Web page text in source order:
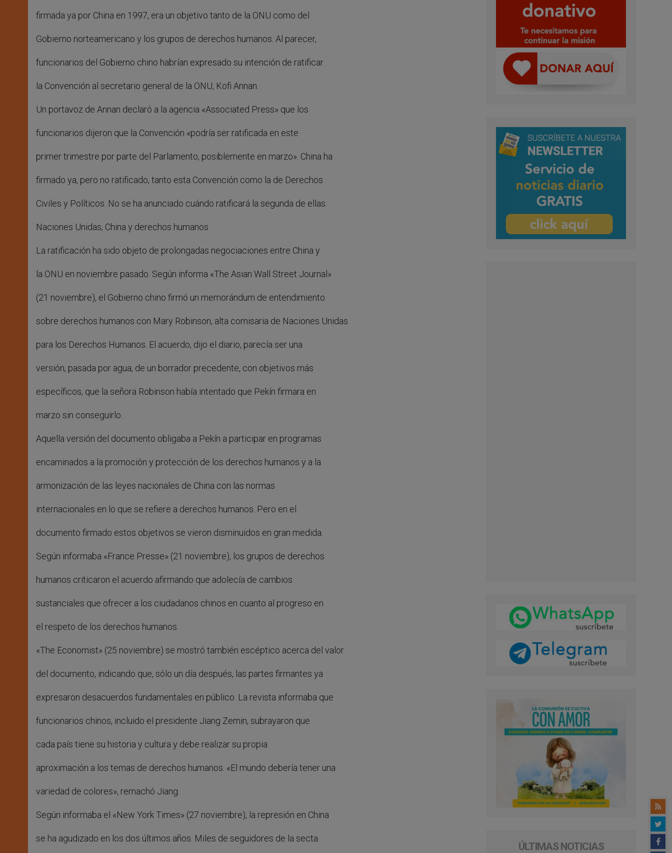
firmada ya por China en 1997, era un objetivo tanto de la ONU como del
Gobierno norteamericano y los grupos de derechos humanos. Al parecer,
funcionarios del Gobierno chino habrían expresado su intención de ratificar
la Convención al secretario general de la ONU, Kofi Annan.
Un portavoz de Annan declaró a la agencia «Associated Press» que los
funcionarios dijeron que la Convención «podría ser ratificada en este
primer trimestre por parte del Parlamento, posiblemente en marzo». China ha
firmado ya, pero no ratificado, tanto esta Convención como la de Derechos
Civiles y Políticos. No se ha anunciado cuándo ratificará la segunda de ellas.
Naciones Unidas, China y derechos humanos
La ratificación ha sido objeto de prolongadas negociaciones entre China y
la ONU en noviembre pasado. Según informa «The Asian Wall Street Journal»
(21 noviembre), el Gobierno chino firmó un memorándum de entendimiento
sobre derechos humanos con Mary Robinson, alta comisaria de Naciones Unidas
para los Derechos Humanos. El acuerdo, dijo el diario, parecía ser una
versión, pasada por agua, de un borrador precedente, con objetivos más
específicos, que la señora Robinson había intentado que Pekín firmara en
marzo sin conseguirlo.
Aquella versión del documento obligaba a Pekín a participar en programas
encaminados a la promoción y protección de los derechos humanos y a la
armonización de las leyes nacionales de China con las normas
internacionales en lo que se refiere a derechos humanos. Pero en el
documento firmado estos objetivos se vieron disminuidos en gran medida.
Según informaba «France Presse» (21 noviembre), los grupos de derechos
humanos criticaron el acuerdo afirmando que adolecía de cambios
sustanciales que ofrecer a los ciudadanos chinos en cuanto al progreso en
el respeto de los derechos humanos.
«The Economist» (25 noviembre) se mostró también escéptico acerca del valor
del documento, indicando que, sólo un día después, las partes firmantes ya
expresaron desacuerdos fundamentales en público. La revista informaba que
funcionarios chinos, incluido el presidente Jiang Zemin, subrayaron que
cada país tiene su historia y cultura y debe realizar su propia
aproximación a los temas de derechos humanos. «El mundo debería tener una
variedad de colores», remachó Jiang.
Según informaba el «New York Times» (27 noviembre), la represión en China
se ha agudizado en los dos últimos años. Miles de seguidores de la secta
ÚLTIMAS NOTICIAS